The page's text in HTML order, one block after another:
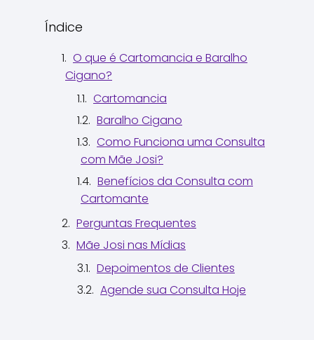
Índice
O que é Cartomancia e Baralho
Cigano?
Cartomancia
Baralho Cigano
Como Funciona uma Consulta
com Mãe Josi?
Benefícios da Consulta com
Cartomante
Perguntas Frequentes
Mãe Josi nas Mídias
Depoimentos de Clientes
Agende sua Consulta Hoje